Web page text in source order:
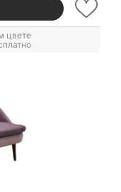
цвете